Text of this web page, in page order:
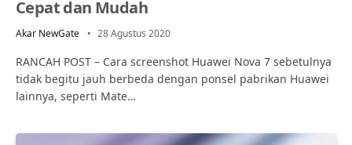
Cepat dan Mudah
Akar NewGate 28 Agustus 2020
RANCAH POST – Cara screenshot Huawei Nova 7 sebetulnya
tidak begitu jauh berbeda dengan ponsel pabrikan Huawei
lainnya, seperti Mate…